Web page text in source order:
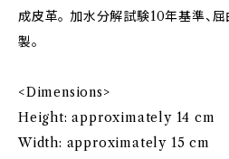
成皮革。 加水分解試験10年基準、
製。
<Dimensions>
Height: approximately 14 cm
Width: approximately 15 cm